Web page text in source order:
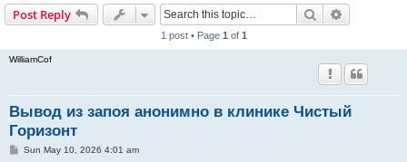
Post Reply Search
1 post • Page 1 of 1
WilliamCof
Вывод из запоя анонимно в клинике Чистый
Горизонт
PSun May 10, 2026 4:01 am